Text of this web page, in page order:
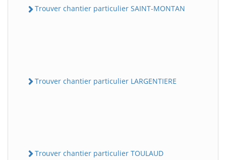
Trouver chantier particulier SAINT-MONTAN
Trouver chantier particulier LARGENTIERE
Trouver chantier particulier TOULAUD